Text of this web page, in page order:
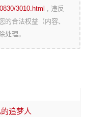
3010.html , 违反
合法权益（内容、
处理。
追梦人